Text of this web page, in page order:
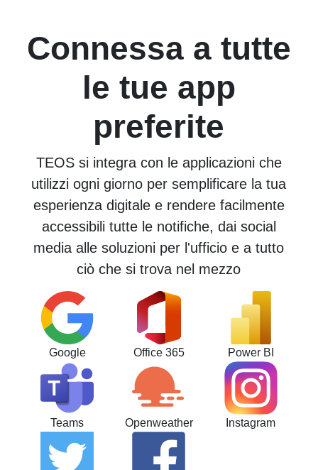
Connessa a tutte
le tue app
preferite
TEOS si integra con le applicazioni che
utilizzi ogni giorno per semplificare la tua
esperienza digitale e rendere facilmente
accessibili tutte le notifiche, dai social
media alle soluzioni per l'ufficio e a tutto
ciò che si trova nel mezzo
Google Office 365 Power BI
Teams Openweather Instagram